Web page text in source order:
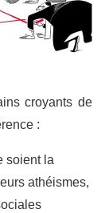
croyants de
:
soient la
athéismes,